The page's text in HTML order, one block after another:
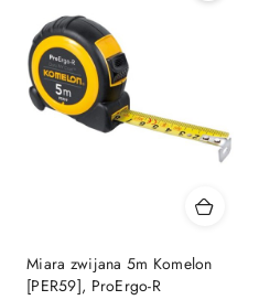
Miara zwijana 5m Komelon
[PER59], ProErgo-R